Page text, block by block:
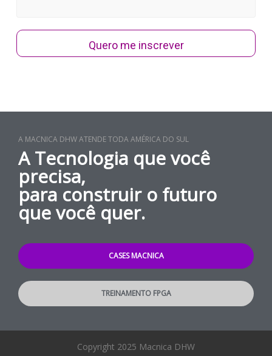
Quero me inscrever
A MACNICA DHW ATENDE TODA AMÉRICA DO SUL
A Tecnologia que você
precisa,
para construir o futuro
que você quer.
CASES MACNICA
TREINAMENTO FPGA
Copyright 2025 Macnica DHW